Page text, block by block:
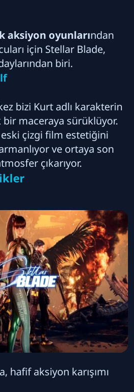
aksiyon oyunlarından
için Stellar Blade,
biri.
bizi Kurt adlı karakterin
bir maceraya sürüklüyor.
çizgi film estetiğini
ve ortaya son
çıkarıyor.
hafif aksiyon karışımı